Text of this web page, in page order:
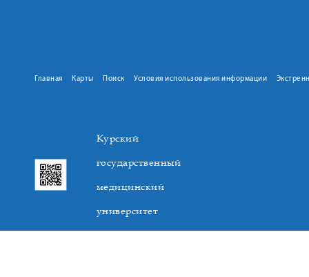
Главная Карты Поиск Условия использования информации
Курский
государственный
медицинский
университет